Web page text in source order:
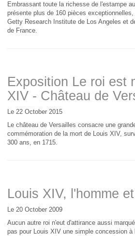
Embrassant toute la richesse de l'estampe
présente plus de 160 pièces
Getty Research Institute de Los Angeles et
de France.
Exposition Le roi est
XIV - Château de
Le 22 October 2015
Le château de Versailles consacre une
commémoration de la mort de Louis XIV,
300 ans, en 1715.
Louis XIV, l'homme
Le 20 October 2009
Aucun autre roi n'eut d'attirance aussi
pas pour Louis XIV une simple concession